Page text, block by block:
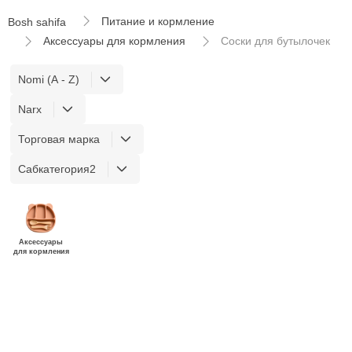
Bosh sahifa
Питание и кормление
Аксессуары для кормления
Соски для бутылочек
Nomi (A - Z)
Narx
Торговая марка
Сабкатегория2
Аксессуары
для кормления